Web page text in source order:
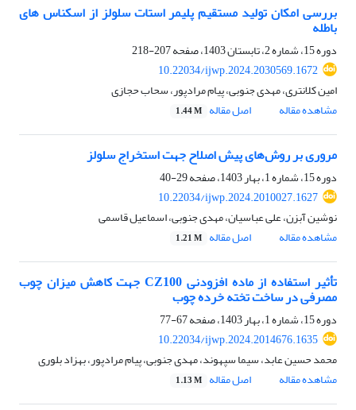
بررسی امکان تولید مستقیم پلیمر استات سلولز از اسکناس های
باطله
دوره 15، شماره 2، تابستان 1403، صفحه
207-218
10.22034/ijwp.2024.2030569.1672
امین کلانتری، مهدی جنوبی، پیام مرادپور، سحاب حجازی
مشاهده مقاله
اصل مقاله 1.44 M
مروری بر روش‌های پیش اصلاح جهت استخراج سلولز
دوره 15، شماره 1، بهار 1403، صفحه
29-40
10.22034/ijwp.2024.2010027.1627
نوشین آبزن، علی عباسیان، مهدی جنوبی، اسماعیل قاسمی
مشاهده مقاله
اصل مقاله 1.21 M
تأثیر استفاده از ماده افزودنی CZ100 جهت کاهش میزان چوب
مصرفی در ساخت تخته خرده چوب
دوره 15، شماره 1، بهار 1403، صفحه
67-77
10.22034/ijwp.2024.2014676.1635
محمد حسین عابد، سیما سپهوند، مهدی جنوبی، پیام مرادپور، بهزاد بلوری
مشاهده مقاله
اصل مقاله 1.13 M